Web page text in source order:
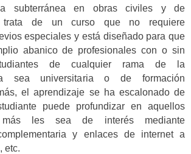
subterránea en obras civiles y de
trata de un curso que no requiere
especiales y está diseñado para que
abanico de profesionales con o sin
de cualquier rama de la
sea universitaria o de formación
el aprendizaje se ha escalonado de
puede profundizar en aquellos
les sea de interés mediante
y enlaces de internet a
etc.